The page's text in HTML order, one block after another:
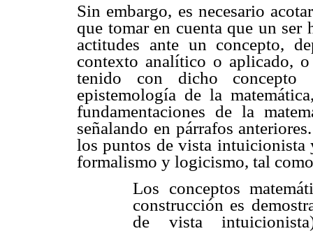
Sin embargo, es necesario
que tomar en cuenta que un
actitudes ante un concepto,
contexto analítico o aplicado,
tenido con dicho concepto
epistemología de la
fundamentaciones de la
señalando en párrafos
los puntos de vista intuicionista
formalismo y logicismo, tal
Los conceptos
construcción es
de vista